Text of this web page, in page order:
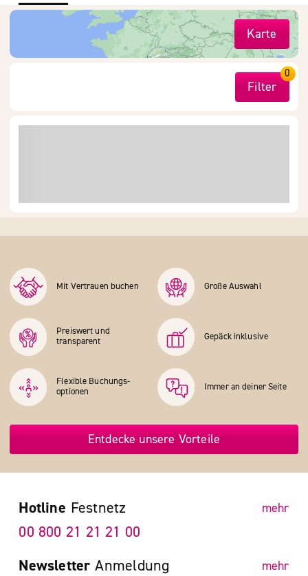
Karte
Filter
0
Mit Vertrauen buchen Große Auswahl
Preiswert und
transparent
Gepäck inklusive
Flexible Buchungs­
optionen
Immer an deiner Seite
Entdecke unsere Vorteile
Hotline Festnetz mehr
00 800 21 21 21 00
Newsletter Anmeldung mehr